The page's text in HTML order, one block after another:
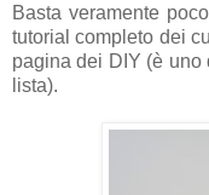
Basta veramente
tutorial completo dei
pagina dei DIY (è
lista).